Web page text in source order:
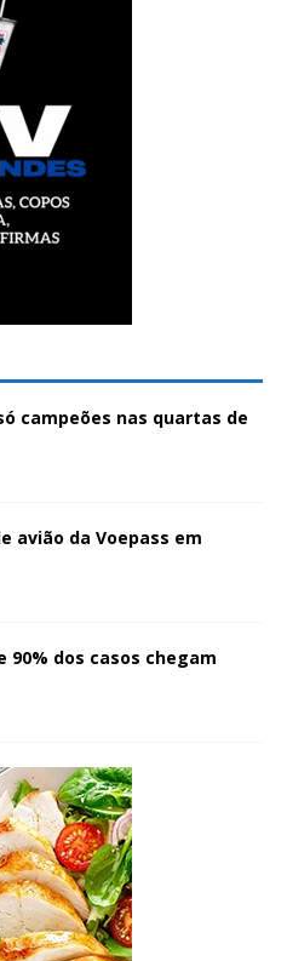
campeões nas quartas de
avião da Voepass em
90% dos casos chegam